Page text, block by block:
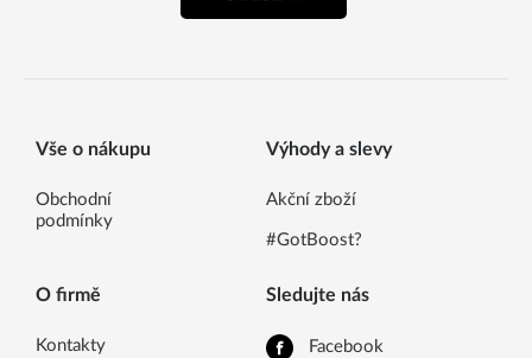
Vše o nákupu
Obchodní
podmínky
Výhody a slevy
Akční zboží
#GotBoost?
O firmě
Kontakty
Sledujte nás
Facebook